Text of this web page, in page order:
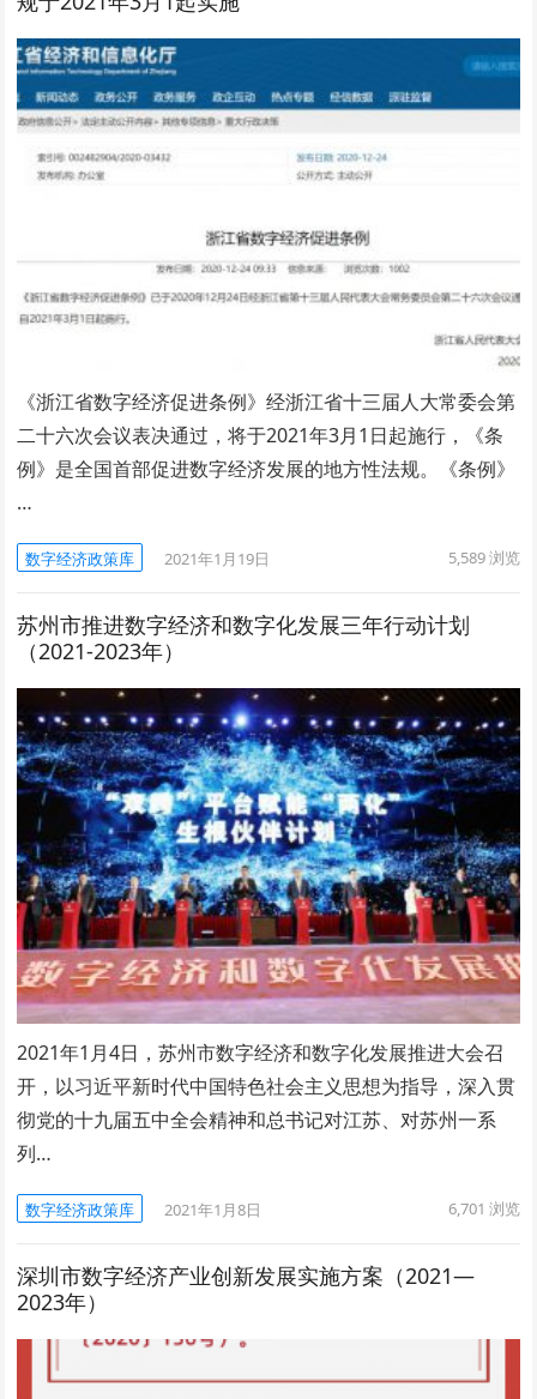
《浙江省数字经济促进条例》经浙江省十三届人大常委会第
二十六次会议表决通过，将于2021年3月1日起施行，《条
例》是全国首部促进数字经济发展的地方性法规。《条例》
…
数字经济政策库 2021年1月19日 5,589浏览
苏州市推进数字经济和数字化发展三年行动计划
（2021-2023年）
2021年1月4日，苏州市数字经济和数字化发展推进大会召
开，以习近平新时代中国特色社会主义思想为指导，深入贯
彻党的十九届五中全会精神和总书记对江苏、对苏州一系
列…
数字经济政策库 2021年1月8日 6,701 浏览
深圳市数字经济产业创新发展实施方案（2021—
2023年）